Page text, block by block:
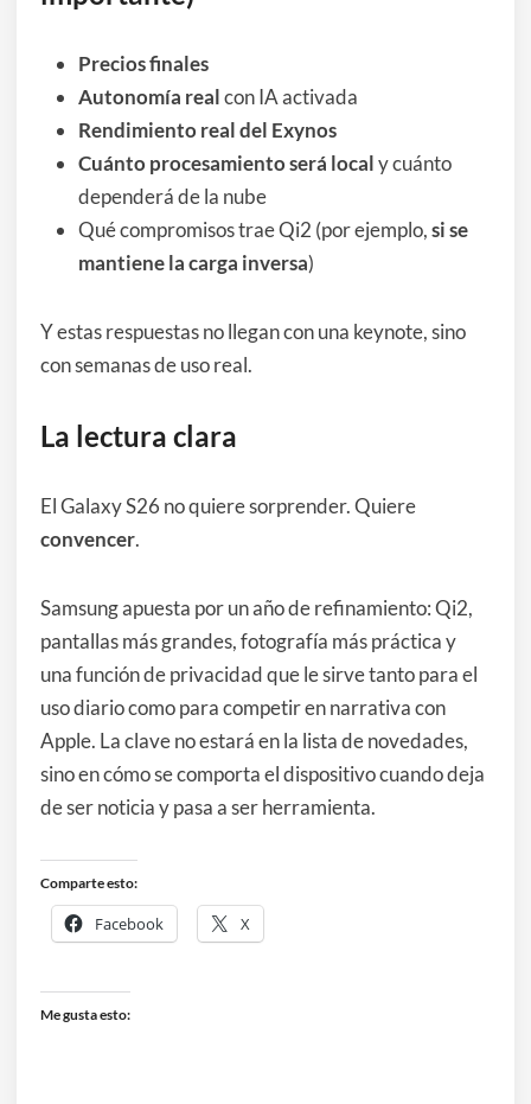
Precios finales
Autonomía realcon IA activada
Rendimiento real del Exynos
Cuánto procesamiento será localy cuánto
dependerá de la nube
Qué compromisos trae Qi2 (por ejemplo,si se
mantiene la carga inversa)
Y estas respuestas no llegan con una keynote, sino
con semanas de uso real.
La lectura clara
El Galaxy S26 no quiere sorprender. Quiere
convencer.
Samsung apuesta por un año de refinamiento: Qi2,
pantallas más grandes, fotografía más práctica y
una función de privacidad que le sirve tanto para el
uso diario como para competir en narrativa con
Apple. La clave no estará en la lista de novedades,
sino en cómo se comporta el dispositivo cuando deja
de ser noticia y pasa a ser herramienta.
Comparte esto:
Facebook X
Me gusta esto: